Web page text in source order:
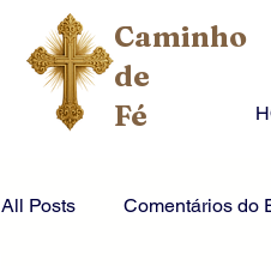
Caminho
de
Fé
All Posts Comentários do